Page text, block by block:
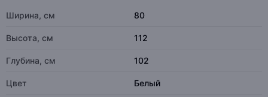
Ширина, см 80
Высота, см 112
Глубина, см 102
Цвет Белый